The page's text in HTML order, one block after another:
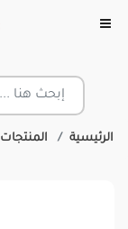
الرئيسية المنتجات